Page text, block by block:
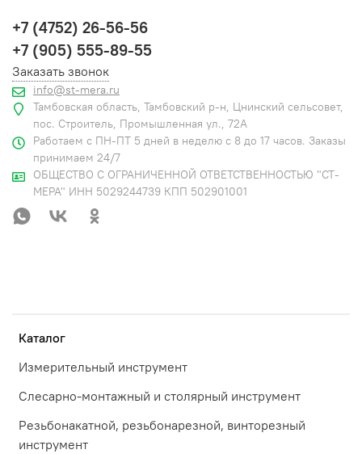
Каталог
Измерительный инструмент
Слесарно-монтажный и столярный инструмент
Резьбонакатной, резьбонарезной, винторезный
инструмент
+7 (4752) 26-56-56
+7 (905) 555-89-55
Заказать звонок
info@st-mera.ru
Тамбовская область, Тамбовский р-н, Цнинский сельсовет,
пос. Строитель, Промышленная ул., 72А
Работаем с ПН-ПТ 5 дней в неделю с 8 до 17 часов. Заказы
принимаем 24/7
ОБЩЕСТВО С ОГРАНИЧЕННОЙ ОТВЕТСТВЕННОСТЬЮ "СТ-
МЕРА" ИНН 5029244739 КПП 502901001